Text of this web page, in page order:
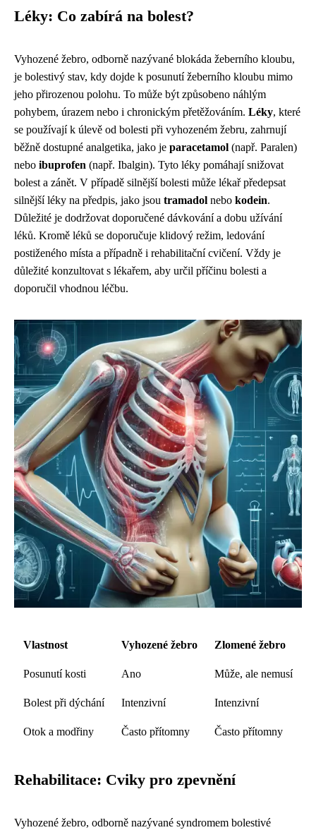
Léky: Co zabírá na bolest?
Vyhozené žebro, odborně nazývané blokáda žeberního kloubu,
je bolestivý stav, kdy dojde k posunutí žeberního kloubu mimo
jeho přirozenou polohu. To může být způsobeno náhlým
pohybem, úrazem nebo i chronickým přetěžováním. Léky, které
se používají k úlevě od bolesti při vyhozeném žebru, zahrnují
běžně dostupné analgetika, jako je paracetamol (např. Paralen)
nebo ibuprofen (např. Ibalgin). Tyto léky pomáhají snižovat
bolest a zánět. V případě silnější bolesti může lékař předepsat
silnější léky na předpis, jako jsou tramadol nebo kodein.
Důležité je dodržovat doporučené dávkování a dobu užívání
léků. Kromě léků se doporučuje klidový režim, ledování
postiženého místa a případně i rehabilitační cvičení. Vždy je
důležité konzultovat s lékařem, aby určil příčinu bolesti a
doporučil vhodnou léčbu.
Vlastnost Vyhozené žebro Zlomené žebro
Posunutí kosti Ano Může, ale nemusí
Bolest při dýchání Intenzivní Intenzivní
Otok a modřiny Často přítomny Často přítomny
Rehabilitace: Cviky pro zpevnění
Vyhozené žebro, odborně nazývané syndromem bolestivé